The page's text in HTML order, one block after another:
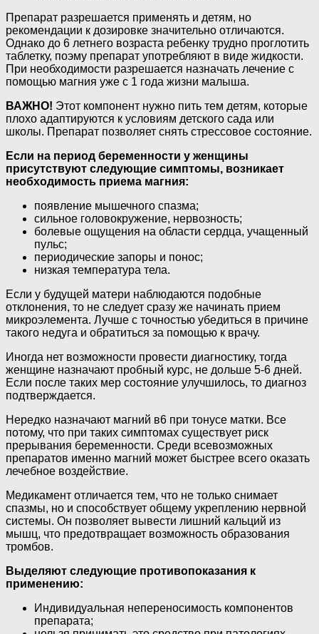
Препарат разрешается применять и детям, но
рекомендации к дозировке значительно отличаются.
Однако до 6 летнего возраста ребенку трудно проглотить
таблетку, поэму препарат употребляют в виде жидкости.
При необходимости разрешается назначать лечение с
помощью магния уже с 1 года жизни малыша.
ВАЖНО! Этот компонент нужно пить тем детям, которые
плохо адаптируются к условиям детского сада или
школы. Препарат позволяет снять стрессовое состояние.
Если на период беременности у женщины
присутствуют следующие симптомы, возникает
необходимость приема магния:
появление мышечного спазма;
сильное головокружение, нервозность;
болевые ощущения на области сердца, учащенный
пульс;
периодические запоры и понос;
низкая температура тела.
Если у будущей матери наблюдаются подобные
отклонения, то не следует сразу же начинать прием
микроэлемента. Лучше с точностью убедиться в причине
такого недуга и обратиться за помощью к врачу.
Иногда нет возможности провести диагностику, тогда
женщине назначают пробный курс, не дольше 5-6 дней.
Если после таких мер состояние улучшилось, то диагноз
подтверждается.
Нередко назначают магний в6 при тонусе матки. Все
потому, что при таких симптомах существует риск
прерывания беременности. Среди всевозможных
препаратов именно магний может быстрее всего оказать
лечебное воздействие.
Медикамент отличается тем, что не только снимает
спазмы, но и способствует общему укреплению нервной
системы. Он позволяет вывести лишний кальций из
мышц, что предотвращает возможность образования
тромбов.
Выделяют следующие противопоказания к
применению:
Индивидуальная непереносимость компонентов
препарата;